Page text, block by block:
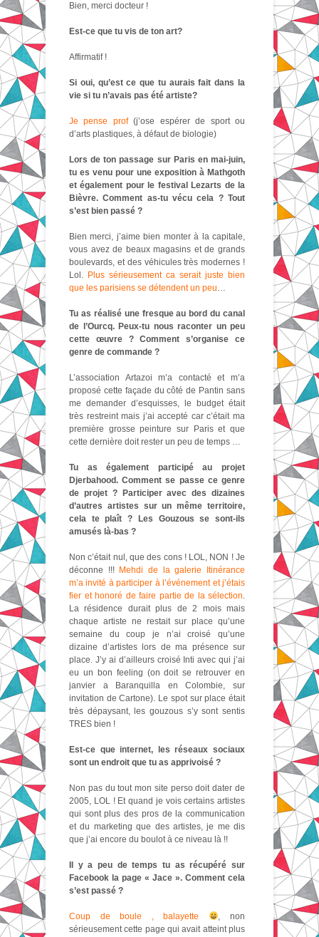
Bien, merci docteur !
Est-ce que tu vis de ton art?
Affirmatif !
Si oui, qu’est ce que tu aurais fait dans la
vie si tu n’avais pas été artiste?
Je pense prof(j’ose espérer de sport ou
d’arts plastiques, à défaut de biologie)
Lors de ton passage sur Paris en mai-juin,
tu es venu pour une exposition à Mathgoth
et également pour le festival Lezarts de la
Bièvre. Comment as-tu vécu cela ? Tout
s’est bien passé ?
Bien merci, j’aime bien monter à la capitale,
vous avez de beaux magasins et de grands
boulevards, et des véhicules très modernes !
Lol. Plus sérieusement ca serait juste bien
que les parisiens se détendent un peu…
Tu as réalisé une fresque au bord du canal
de l’Ourcq. Peux-tu nous raconter un peu
cette œuvre ? Comment s’organise ce
genre de commande ?
L’association Artazoi m’a contacté et m’a
proposé cette façade du côté de Pantin sans
me demander d’esquisses, le budget était
très restreint mais j’ai accepté car c’était ma
première grosse peinture sur Paris et que
cette dernière doit rester un peu de temps …
Tu as également participé au projet
Djerbahood. Comment se passe ce genre
de projet ? Participer avec des dizaines
d’autres artistes sur un même territoire,
cela te plaît ? Les Gouzous se sont-ils
amusés là-bas ?
Non c’était nul, que des cons ! LOL, NON ! Je
déconne !!! Mehdi de la galerie Itinérance
m’a invité à participer à l’événement et j’étais
fier et honoré de faire partie de la sélection.
La résidence durait plus de 2 mois mais
chaque artiste ne restait sur place qu’une
semaine du coup je n’ai croisé qu’une
dizaine d’artistes lors de ma présence sur
place. J’y ai d’ailleurs croisé Inti avec qui j’ai
eu un bon feeling (on doit se retrouver en
janvier a Baranquilla en Colombie, sur
invitation de Cartone). Le spot sur place était
très dépaysant, les gouzous s’y sont sentis
TRES bien !
Est-ce que internet, les réseaux sociaux
sont un endroit que tu as apprivoisé ?
Non pas du tout mon site perso doit dater de
2005, LOL ! Et quand je vois certains artistes
qui sont plus des pros de la communication
et du marketing que des artistes, je me dis
que j’ai encore du boulot à ce niveau là !!
Il y a peu de temps tu as récupéré sur
Facebook la page « Jace ». Comment cela
s’est passé ?
Coup de boule , balayette
, non
sérieusement cette page qui avait atteint plus